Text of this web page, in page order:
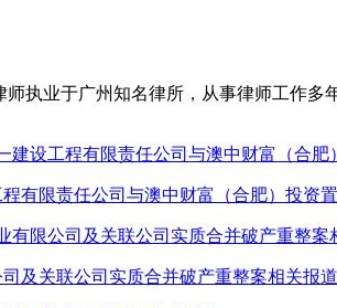
师执业于广州知名律所，从事律师工作多
有限责任公司与澳中财富（合肥）投资
及关联公司实质合并破产重整案相关报道